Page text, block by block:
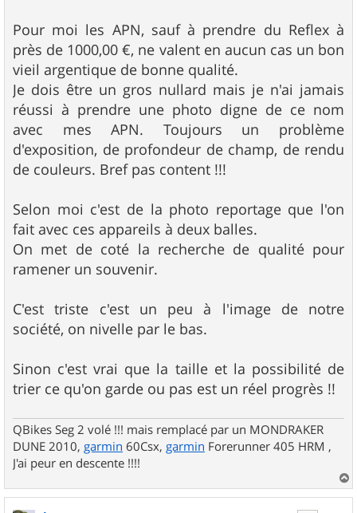
Pour moi les APN, sauf à prendre du Reflex à
près de 1000,00 €, ne valent en aucun cas un bon
vieil argentique de bonne qualité.
Je dois être un gros nullard mais je n'ai jamais
réussi à prendre une photo digne de ce nom
avec mes APN. Toujours un problème
d'exposition, de profondeur de champ, de rendu
de couleurs. Bref pas content !!!
Selon moi c'est de la photo reportage que l'on
fait avec ces appareils à deux balles.
On met de coté la recherche de qualité pour
ramener un souvenir.
C'est triste c'est un peu à l'image de notre
société, on nivelle par le bas.
Sinon c'est vrai que la taille et la possibilité de
trier ce qu'on garde ou pas est un réel progrès !!
QBikes Seg 2 volé !!! mais remplacé par un MONDRAKER
DUNE 2010, garmin 60Csx, garmin Forerunner 405 HRM ,
J'ai peur en descente !!!!
a